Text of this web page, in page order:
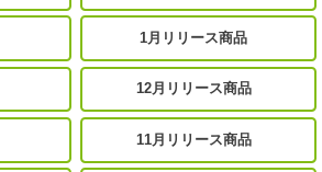
1月リリース商品
12月リリース商品
11月リリース商品